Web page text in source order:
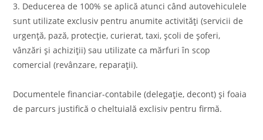
3. Deducerea de 100% se aplică atunci când autovehiculele
sunt utilizate exclusiv pentru anumite activităţi (servicii de
urgenţă, pază, protecţie, curierat, taxi, şcoli de şoferi,
vânzări şi achiziţii) sau utilizate ca mărfuri în scop
comercial (revânzare, reparaţii).
Documentele financiar-contabile (delegaţie, decont) şi foaia
de parcurs justifică o cheltuială exclisiv pentru firmă.